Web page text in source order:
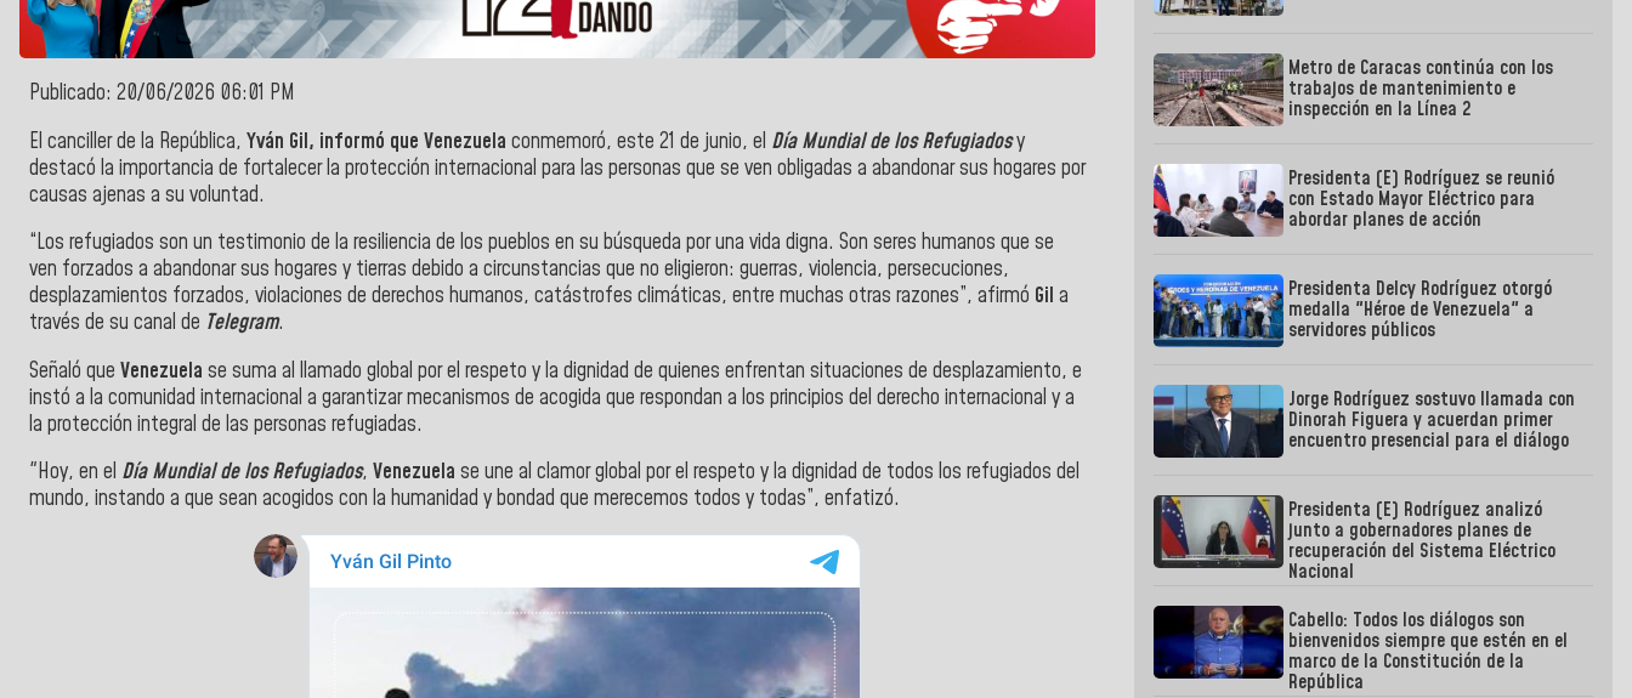
Publicado: 20/06/2026 06:01 PM
El canciller de la República, Yván Gil, informó que Venezuela conmemoró, este 21 de junio, el Día Mundial de los Refugiadosy
destacó la importancia de fortalecer la protección internacional para las personas que se ven obligadas a abandonar sus hogares por
causas ajenas a su voluntad.
“Los refugiados son un testimonio de la resiliencia de los pueblos en su búsqueda por una vida digna. Son seres humanos que se
ven forzados a abandonar sus hogares y tierras debido a circunstancias que no eligieron: guerras, violencia, persecuciones,
desplazamientos forzados, violaciones de derechos humanos, catástrofes climáticas, entre muchas otras razones”, afirmó Gil a
través de su canal de Telegram.
Señaló que Venezuela se suma al llamado global por el respeto y la dignidad de quienes enfrentan situaciones de desplazamiento, e
instó a la comunidad internacional a garantizar mecanismos de acogida que respondan a los principios del derecho internacional y a
la protección integral de las personas refugiadas.
"Hoy, en el Día Mundial de los Refugiados, Venezuela se une al clamor global por el respeto y la dignidad de todos los refugiados del
mundo, instando a que sean acogidos con la humanidad y bondad que merecemos todos y todas”, enfatizó.
Metro de Caracas continúa con los
trabajos de mantenimiento e
inspección en la Línea 2
Presidenta (E) Rodríguez se reunió
con Estado Mayor Eléctrico para
abordar planes de acción
Presidenta Delcy Rodríguez otorgó
medalla "Héroe de Venezuela" a
servidores públicos
Jorge Rodríguez sostuvo llamada con
Dinorah Figuera y acuerdan primer
encuentro presencial para el diálogo
Presidenta (E) Rodríguez analizó
junto a gobernadores planes de
recuperación del Sistema Eléctrico
Nacional
Cabello: Todos los diálogos son
bienvenidos siempre que estén en el
marco de la Constitución de la
República